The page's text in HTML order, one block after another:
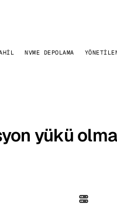
NVME DEPOLAMA
yükü